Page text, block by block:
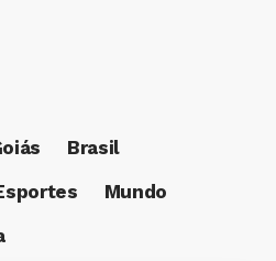
Brasil
Mundo